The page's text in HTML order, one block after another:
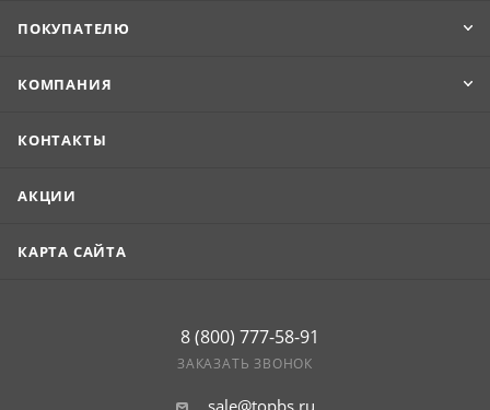
ПОКУПАТЕЛЮ
КОМПАНИЯ
КОНТАКТЫ
АКЦИИ
КАРТА САЙТА
8 (800) 777-58-91
ЗАКАЗАТЬ ЗВОНОК